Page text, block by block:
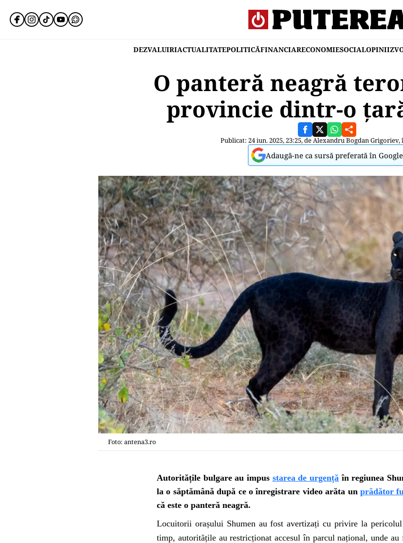
DEZVALUIRIACTUALITATEPOLITICĂFINANCIARECONOMIESOCIALOPINII
O panteră neagră
provincie dintr-o
Publicat: 24 iun. 2025, 23:25, deAlexandru Bogdan Grigoriev,
Adaugă-ne ca sursă preferată în Google
Foto: antena3.ro
Autoritățile bulgare au impus starea de urgență în regiunea
la o săptămână după ce o înregistrare video arăta un prădător
că este o panteră neagră.
Locuitorii orașului Shumen au fost avertizați cu privire la
timp, autoritățile au restricționat accesul în parcul național, unde au